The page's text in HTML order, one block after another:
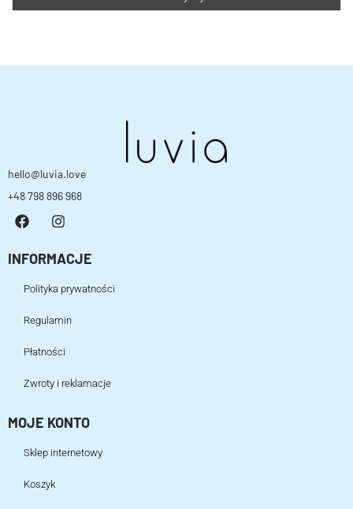
hello@luvia.love
+48 798 896 968
INFORMACJE
Polityka prywatności
Regulamin
Płatności
Zwroty i reklamacje
MOJE KONTO
Sklep internetowy
Koszyk